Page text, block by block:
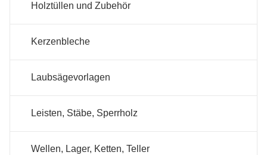
Holztüllen und Zubehör
Kerzenbleche
Laubsägevorlagen
Leisten, Stäbe, Sperrholz
Wellen, Lager, Ketten, Teller